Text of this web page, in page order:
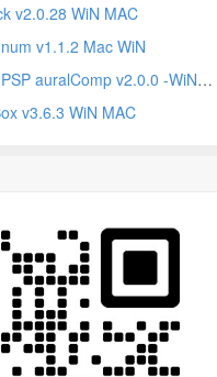
v2.0.28 WiN MAC
v1.1.2 Mac WiN
多通道压缩机 限制器 PSPaudioware PSP auralComp v2.0.0 -WiN
v3.6.3 WiN MAC